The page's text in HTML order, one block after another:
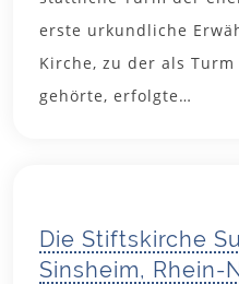
erste urkundliche
Kirche, zu der als Turm
gehörte, erfolgte…
Die Stiftskirche
Sinsheim, Rhein-